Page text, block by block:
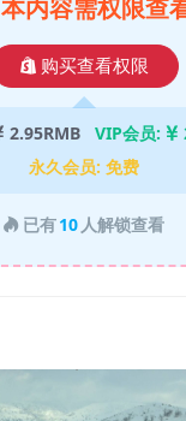
本内容需权限查
购买查看权限
2.95RMB VIP会员:
永久会员: 免费
已有10 人解锁查看